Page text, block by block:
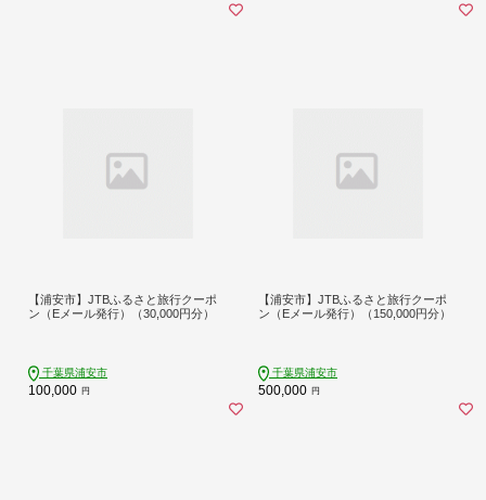
【浦安市】JTBふるさと旅行クーポ
ン（Eメール発行）（30,000円分）
千葉県浦安市
100,000 円
【浦安市】JTBふるさと旅行クーポ
ン（Eメール発行）（150,000円分）
千葉県浦安市
500,000 円